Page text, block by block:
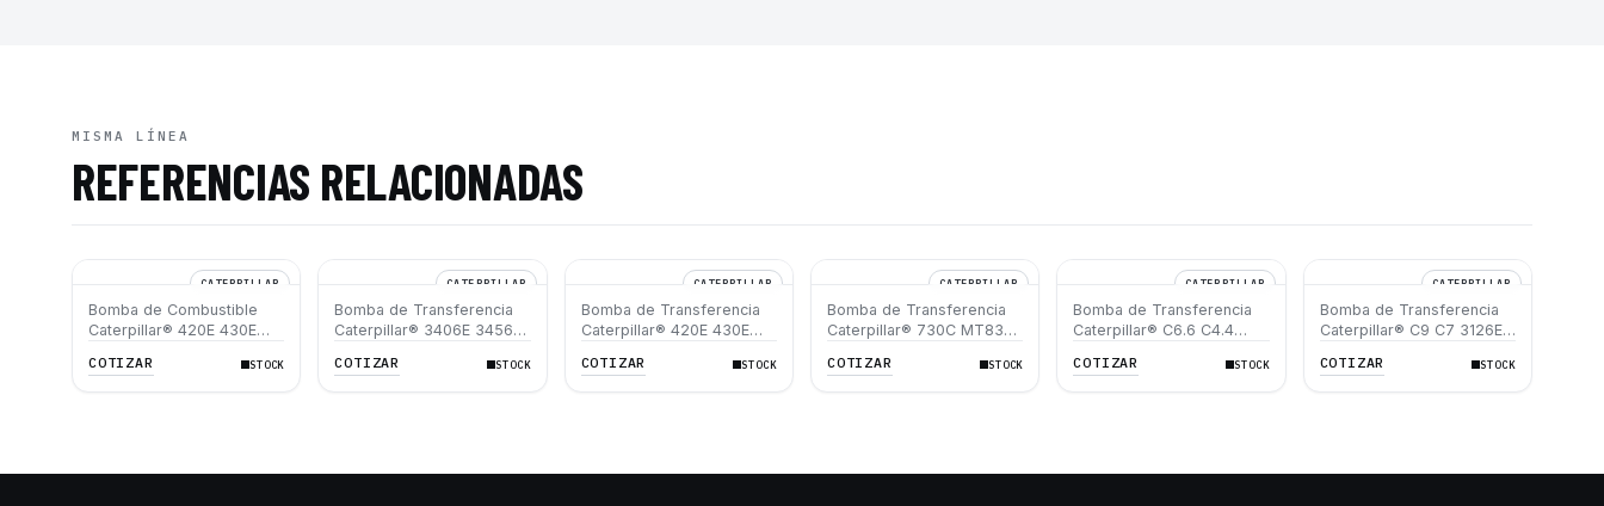
MISMA LÍNEA
REFERENCIAS RELACIONADAS
CATERPILLAR
Bomba de Combustible
Caterpillar® 420E 430E
COTIZAR STOCK
CATERPILLAR
Bomba de Transferencia
Caterpillar® 3406E 3456
D8T D9T 735C 745C
COTIZAR STOCK
CATERPILLAR
Bomba de Transferencia
Caterpillar® 420E 430E
320D L 120M D6K D6N
COTIZAR STOCK
CATERPILLAR
Bomba de Transferencia
Caterpillar® 730C MT835
631G 966H 972H
COTIZAR STOCK
CATERPILLAR
Bomba de Transferencia
Caterpillar® C6.6 C4.4
320D L
COTIZAR STOCK
CATERPILLAR
Bomba de Transferencia
Caterpillar® C9 C7 3126E
325D D6R D6T D7R 950H
COTIZAR STOCK